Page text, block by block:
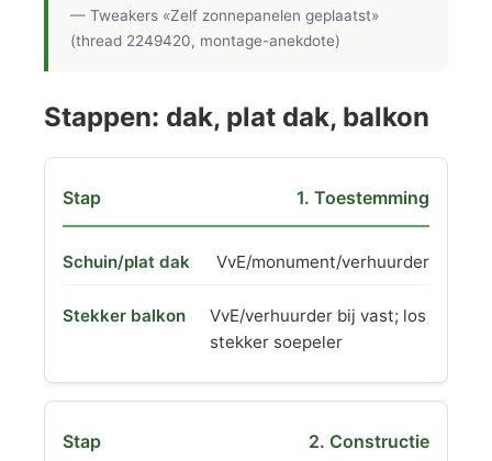
— Tweakers «Zelf zonnepanelen geplaatst»
(thread 2249420, montage-anekdote)
Stappen: dak, plat dak, balkon
1. Toestemming
VvE/monument/verhuurder
VvE/verhuurder bij vast; los
stekker soepeler
2. Constructie